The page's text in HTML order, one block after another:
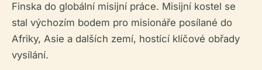
Finska do globální misijní práce. Misijní kostel se
stal výchozím bodem pro misionáře posílané do
Afriky, Asie a dalších zemí, hostící klíčové obřady
vysílání.